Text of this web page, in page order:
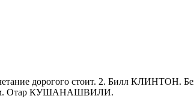
дорогого стоит. 2. Билл КЛИНТОН.
ум. Отар КУШАНАШВИЛИ.